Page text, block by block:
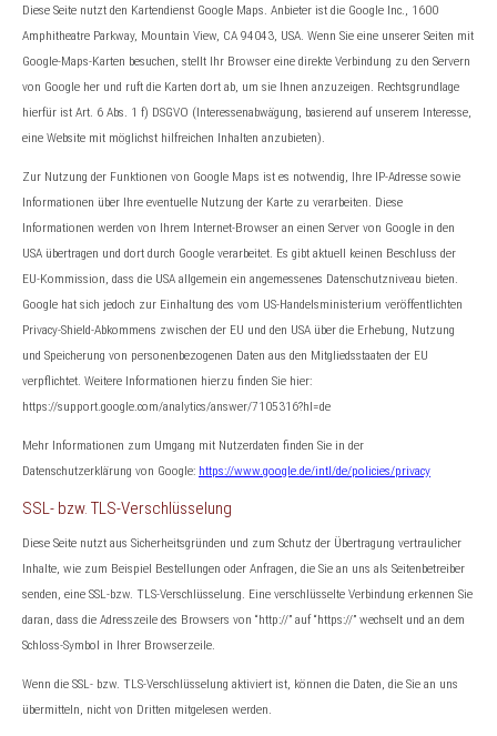
Diese Seite nutzt den Kartendienst Google Maps. Anbieter ist die Google Inc., 1600
Amphitheatre Parkway, Mountain View, CA 94043, USA. Wenn Sie eine unserer Seiten mit
Google-Maps-Karten besuchen, stellt Ihr Browser eine direkte Verbindung zu den Servern
von Google her und ruft die Karten dort ab, um sie Ihnen anzuzeigen. Rechtsgrundlage
hierfür ist Art. 6 Abs. 1 f) DSGVO (Interessenabwägung, basierend auf unserem Interesse,
eine Website mit möglichst hilfreichen Inhalten anzubieten).
Zur Nutzung der Funktionen von Google Maps ist es notwendig, Ihre IP-Adresse sowie
Informationen über Ihre eventuelle Nutzung der Karte zu verarbeiten. Diese
Informationen werden von Ihrem Internet-Browser an einen Server von Google in den
USA übertragen und dort durch Google verarbeitet. Es gibt aktuell keinen Beschluss der
EU-Kommission, dass die USA allgemein ein angemessenes Datenschutzniveau bieten.
Google hat sich jedoch zur Einhaltung des vom US-Handelsministerium veröffentlichten
Privacy-Shield-Abkommens zwischen der EU und den USA über die Erhebung, Nutzung
und Speicherung von personenbezogenen Daten aus den Mitgliedsstaaten der EU
verpflichtet. Weitere Informationen hierzu finden Sie hier:
https://support.google.com/analytics/answer/7105316?hl=de
Mehr Informationen zum Umgang mit Nutzerdaten finden Sie in der
Datenschutzerklärung von Google: https://www.google.de/intl/de/policies/privacy
SSL- bzw. TLS-Verschlüsselung
Diese Seite nutzt aus Sicherheitsgründen und zum Schutz der Übertragung vertraulicher
Inhalte, wie zum Beispiel Bestellungen oder Anfragen, die Sie an uns als Seitenbetreiber
senden, eine SSL-bzw. TLS-Verschlüsselung. Eine verschlüsselte Verbindung erkennen Sie
daran, dass die Adresszeile des Browsers von “http://” auf “https://” wechselt und an dem
Schloss-Symbol in Ihrer Browserzeile.
Wenn die SSL- bzw. TLS-Verschlüsselung aktiviert ist, können die Daten, die Sie an uns
übermitteln, nicht von Dritten mitgelesen werden.